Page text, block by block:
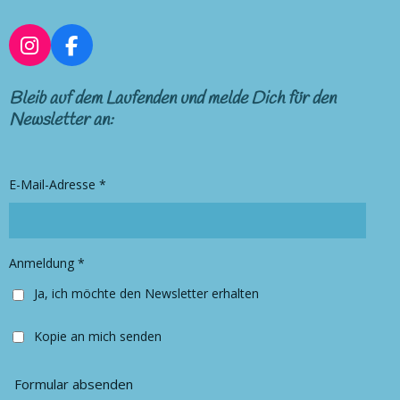
I
n
s
t
a
a
F
a
c
e
b
k
Bleib auf dem Laufenden und melde Dich für den
Newsletter an:
E-Mail-Adresse *
Anmeldung *
Ja, ich möchte den Newsletter erhalten
Kopie an mich senden
Formular absenden